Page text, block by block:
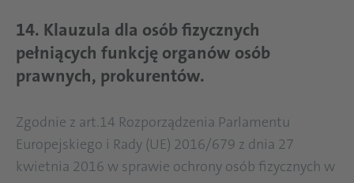
14. Klauzula dla osób fizycznych
pełniących funkcję organów osób
prawnych, prokurentów.
Zgodnie z art.14 Rozporządzenia Parlamentu
Europejskiego i Rady (UE) 2016/679 z dnia 27
kwietnia 2016 w sprawie ochrony osób fizycznych w